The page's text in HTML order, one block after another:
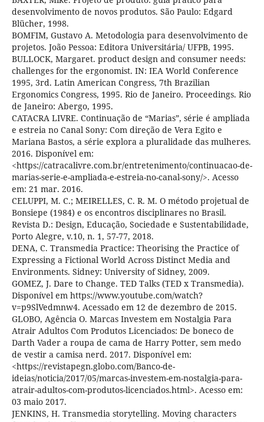
desenvolvimento de novos produtos. São Paulo: Edgard
Blücher, 1998.
BOMFIM, Gustavo A. Metodologia para desenvolvimento de
projetos. João Pessoa: Editora Universitária/ UFPB, 1995.
BULLOCK, Margaret. product design and consumer needs:
challenges for the ergonomist. IN: IEA World Conference
1995, 3rd. Latin American Congress, 7th Brazilian
Ergonomics Congress, 1995. Rio de Janeiro. Proceedings. Rio
de Janeiro: Abergo, 1995.
CATACRA LIVRE. Continuação de “Marias”, série é ampliada
e estreia no Canal Sony: Com direção de Vera Egito e
Mariana Bastos, a série explora a pluralidade das mulheres.
2016. Disponível em:
<https://catracalivre.com.br/entretenimento/continuacao-de-
marias-serie-e-ampliada-e-estreia-no-canal-sony/>. Acesso
em: 21 mar. 2016.
CELUPPI, M. C.; MEIRELLES, C. R. M. O método projetual de
Bonsiepe (1984) e os encontros disciplinares no Brasil.
Revista D.: Design, Educação, Sociedade e Sustentabilidade,
Porto Alegre, v.10, n. 1, 57-77, 2018.
DENA, C. Transmedia Practice: Theorising the Practice of
Expressing a Fictional World Across Distinct Media and
Environments. Sidney: University of Sidney, 2009.
GOMEZ, J. Dare to Change. TED Talks (TED x Transmedia).
Disponível em https://www.youtube.com/watch?
v=p9SlVedmnw4. Acessado em 12 de dezembro de 2015.
GLOBO, Agência O. Marcas Investem em Nostalgia Para
Atrair Adultos Com Produtos Licenciados: De boneco de
Darth Vader a roupa de cama de Harry Potter, sem medo
de vestir a camisa nerd. 2017. Disponível em:
<https://revistapegn.globo.com/Banco-de-
ideias/noticia/2017/05/marcas-investem-em-nostalgia-para-
atrair-adultos-com-produtos-licenciados.html>. Acesso em:
03 maio 2017.
JENKINS, H. Transmedia storytelling. Moving characters